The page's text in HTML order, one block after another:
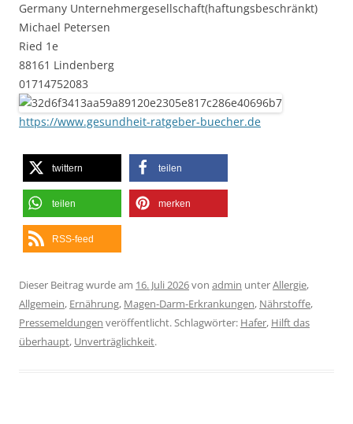
Germany Unternehmergesellschaft(haftungsbeschränkt)
Michael Petersen
Ried 1e
88161 Lindenberg
01714752083
https://www.gesundheit-ratgeber-buecher.de
twittern teilen
teilen merken
RSS-feed
Dieser Beitrag wurde am 16. Juli 2026von admin unterAllergie,
Allgemein, Ernährung, Magen-Darm-Erkrankungen, Nährstoffe,
Pressemeldungen veröffentlicht. Schlagwörter: Hafer, Hilft das
überhaupt, Unverträglichkeit.